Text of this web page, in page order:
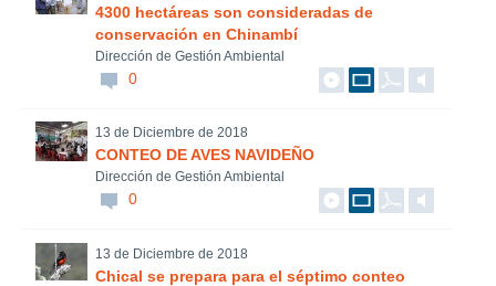
4300 hectáreas son consideradas de
conservación en Chinambí
Dirección de Gestión Ambiental
0
13 de Diciembre de 2018
CONTEO DE AVES NAVIDEÑO
Dirección de Gestión Ambiental
0
13 de Diciembre de 2018
Chical se prepara para el séptimo conteo